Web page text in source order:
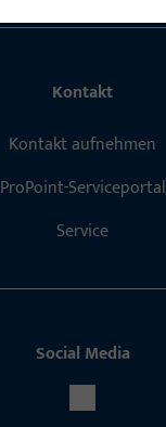
Kontakt
Kontakt aufnehmen
ProPoint-Serviceportal
Service
Social Media